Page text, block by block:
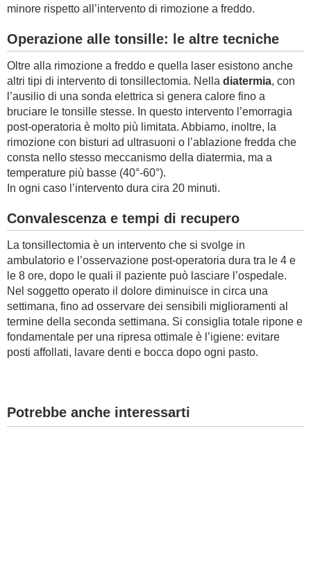
minore rispetto all’intervento di rimozione a freddo.
Operazione alle tonsille: le altre tecniche
Oltre alla rimozione a freddo e quella laser esistono anche
altri tipi di intervento di tonsillectomia. Nella diatermia, con
l’ausilio di una sonda elettrica si genera calore fino a
bruciare le tonsille stesse. In questo intervento l’emorragia
post-operatoria è molto più limitata. Abbiamo, inoltre, la
rimozione con bisturi ad ultrasuoni o l’ablazione fredda che
consta nello stesso meccanismo della diatermia, ma a
temperature più basse (40°-60°).
In ogni caso l’intervento dura cira 20 minuti.
Convalescenza e tempi di recupero
La tonsillectomia è un intervento che si svolge in
ambulatorio e l’osservazione post-operatoria dura tra le 4 e
le 8 ore, dopo le quali il paziente può lasciare l’ospedale.
Nel soggetto operato il dolore diminuisce in circa una
settimana, fino ad osservare dei sensibili miglioramenti al
termine della seconda settimana. Si consiglia totale ripone e
fondamentale per una ripresa ottimale è l’igiene: evitare
posti affollati, lavare denti e bocca dopo ogni pasto.
Potrebbe anche interessarti